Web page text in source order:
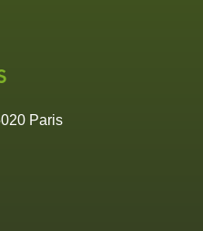
Paris